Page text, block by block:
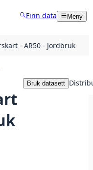
Finn data Meny
- AR50 - Jordbruk
Bruk datasett